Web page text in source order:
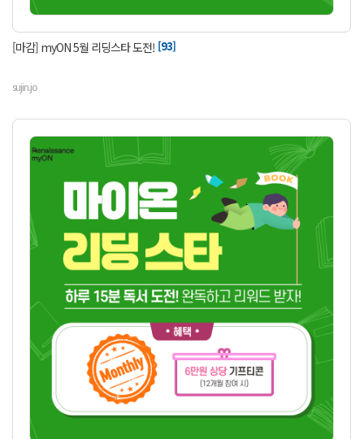
[마감] myON 5월 리딩스타 도전! [93]
sujin.jo